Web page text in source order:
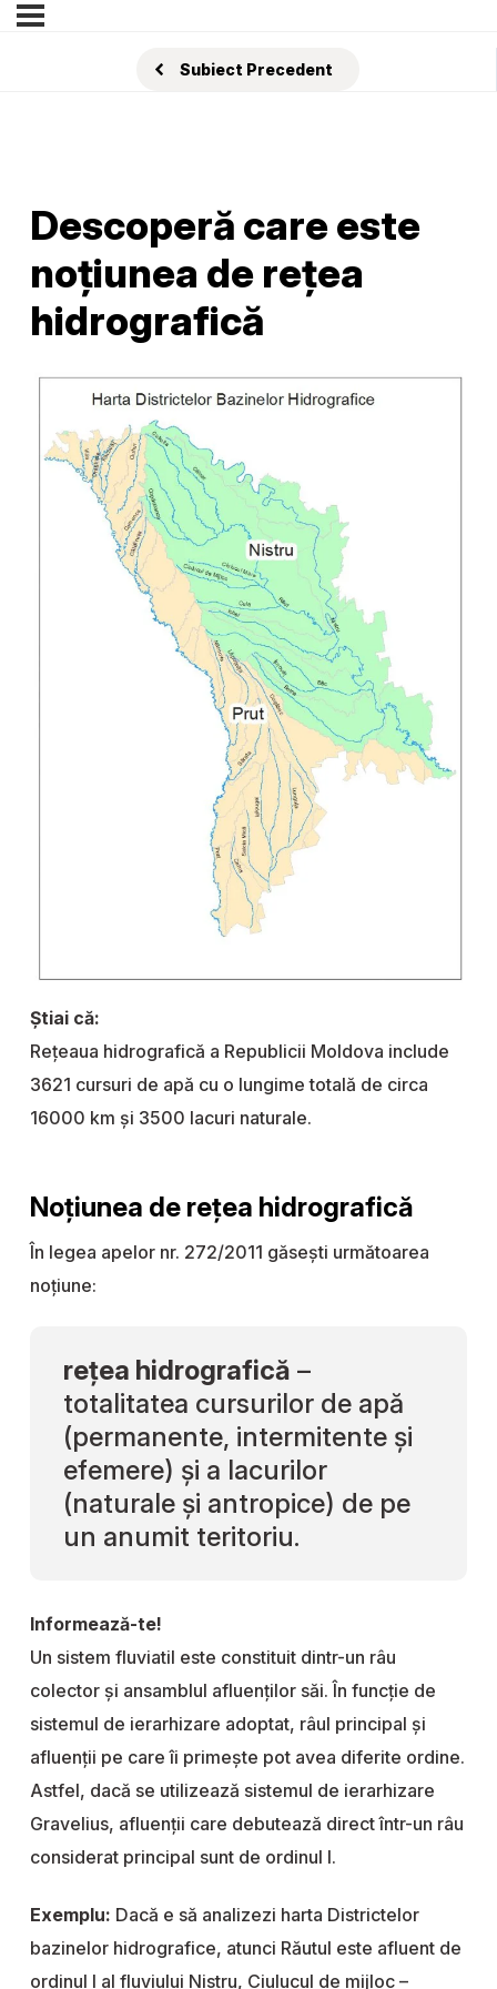
Subiect Precedent
Descoperă care este
noțiunea de rețea
hidrografică
Știai că:
Rețeaua hidrografică a Republicii Moldova include
3621 cursuri de apă cu o lungime totală de circa
16000 km și 3500 lacuri naturale.
Noțiunea de rețea hidrografică
În legea apelor nr. 272/2011 găsești următoarea
noțiune:
rețea hidrografică –
totalitatea cursurilor de apă
(permanente, intermitente și
efemere) și a lacurilor
(naturale și antropice) de pe
un anumit teritoriu.
Informează-te!
Un sistem fluviatil este constituit dintr-un râu
colector și ansamblul afluenților săi. În funcție de
sistemul de ierarhizare adoptat, râul principal și
afluenții pe care îi primește pot avea diferite ordine.
Astfel, dacă se utilizează sistemul de ierarhizare
Gravelius, afluenții care debutează direct într-un râu
considerat principal sunt de ordinul I.
Exemplu: Dacă e să analizezi harta Districtelor
bazinelor hidrografice, atunci Răutul este afluent de
ordinul I al fluviului Nistru, Ciulucul de mijloc –